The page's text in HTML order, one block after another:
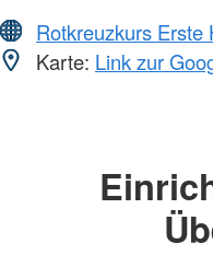
Rotkreuzkurs Erste
Karte: Link zur